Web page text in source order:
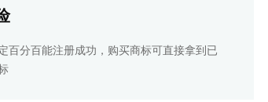
百分百能注册成功，购买商标可直接拿到已